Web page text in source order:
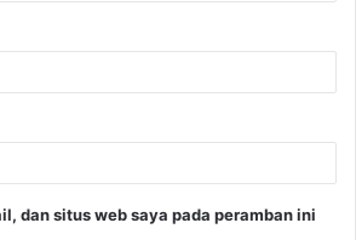
dan situs web saya pada peramban ini